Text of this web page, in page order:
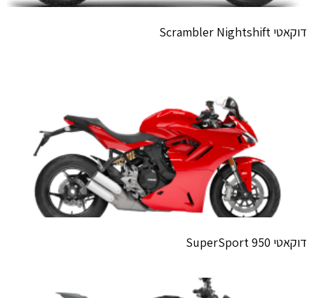
דוקאטי Scrambler Nightshift
דוקאטי SuperSport 950